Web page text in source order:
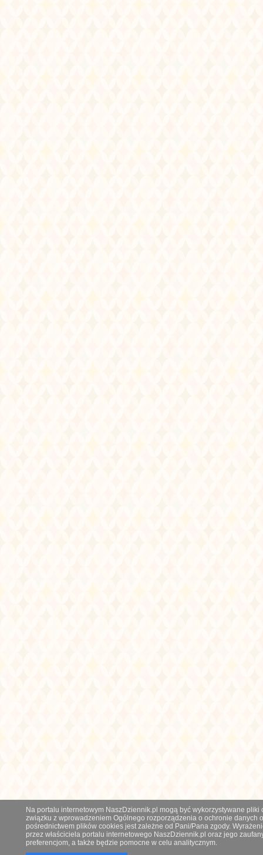
Na portalu internetowym NaszDziennik.pl mogą być wykorzystywane
związku z wprowadzeniem Ogólnego rozporządzenia o ochronie danych
pośrednictwem plików cookies jest zależne od Pani/Pana zgody.
przez właściciela portalu internetowego NaszDziennik.pl oraz jego
preferencjom, a także będzie pomocne w celu analitycznym.